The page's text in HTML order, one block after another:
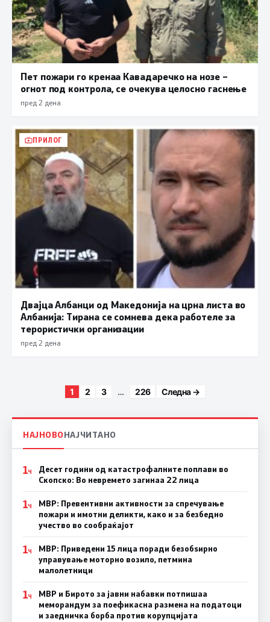
Пет пожари го кренаа Кавадаречко на нозе –
огнот под контрола, се очекува целосно гаснење
пред 2 дена
ПРИЛОГ
Двајца Албанци од Македонија на црна листа во
Албанија: Тирана се сомнева дека работеле за
терористички организации
пред 2 дена
Posts
1 2 3 … 226 Следна →
НАЈНОВОНАЈЧИТАНО
1Ч
Десет години од катастрофалните поплави во
Скопско: Во невремето загинаа 22 лица
1Ч
МВР: Превентивни активности за спречување
пожари и имотни деликти, како и за безбедно
учество во сообраќајот
1Ч
МВР: Приведени 15 лица поради безобѕирно
управување моторно возило, петмина
малолетници
1Ч
МВР и Бирото за јавни набавки потпишаа
меморандум за поефикасна размена на податоци
и заедничка борба против корупцијата